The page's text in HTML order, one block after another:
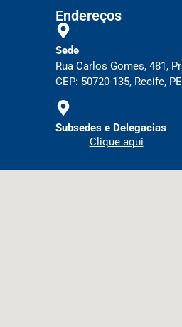
Endereços
Sede
Rua Carlos Gomes, 481,
CEP: 50720-135, Recife, PE
Subsedes e Delegacias
Clique aqui